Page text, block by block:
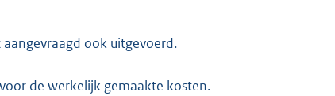
ook uitgevoerd.
de werkelijk gemaakte kosten.